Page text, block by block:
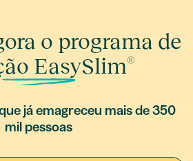
o programa de
EasySlim®
já emagreceu mais de 350
mil pessoas